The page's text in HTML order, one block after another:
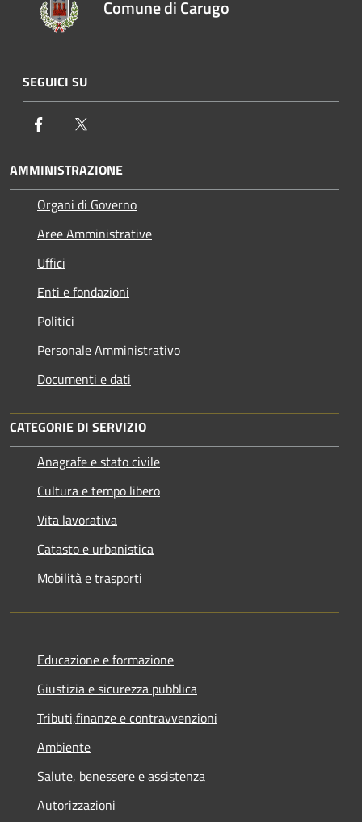
Comune di Carugo
SEGUICI SU
Facebook
AMMINISTRAZIONE
Organi di Governo
Aree Amministrative
Uffici
Enti e fondazioni
Politici
Personale Amministrativo
Documenti e dati
CATEGORIE DI SERVIZIO
Anagrafe e stato civile
Cultura e tempo libero
Vita lavorativa
Catasto e urbanistica
Mobilità e trasporti
Educazione e formazione
Giustizia e sicurezza pubblica
Tributi,finanze e contravvenzioni
Ambiente
Salute, benessere e assistenza
Autorizzazioni